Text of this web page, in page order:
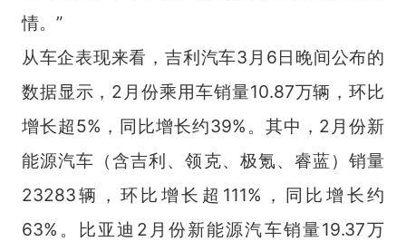
情。”
从车企表现来看，吉利汽车3月6日晚间公布的
数据显示，2月份乘用车销量10.87万辆，环比
增长超5%，同比增长约39%。其中，2月份新
能源汽车（含吉利、领克、极氪、睿蓝）销量
23283辆，环比增长超111%，同比增长约
63%。比亚迪2月份新能源汽车销量19.37万